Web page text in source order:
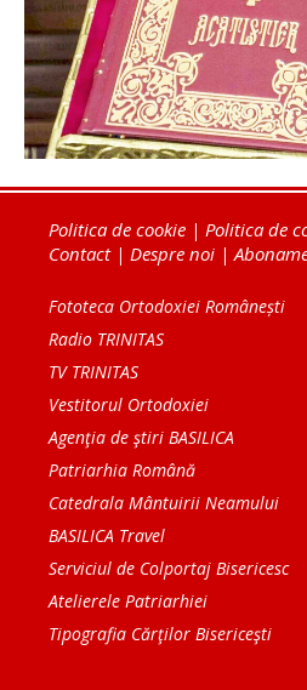
Politica de cookie | Politica de
Contact| Despre noi |
Fototeca Ortodoxiei Românești
Radio TRINITAS
TV TRINITAS
Vestitorul Ortodoxiei
Agenţia de ştiri BASILICA
Patriarhia Română
Catedrala Mântuirii Neamului
BASILICA Travel
Serviciul de Colportaj Bisericesc
Atelierele Patriarhiei
Tipografia Cărţilor Bisericeşti